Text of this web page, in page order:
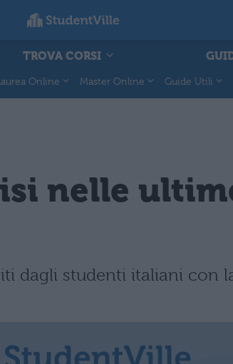
TROVA CORSI
Online Master Online Guide Utili
nelle
dagli studenti italiani con